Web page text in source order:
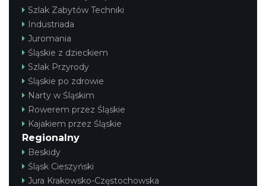
Szlak Zabytów Techniki
Industriada
Juromania
Śląskie z dzieckiem
Szlak Przyrody
Śląskie po zdrowie
Narty w Śląskim
Rowerem przez Śląskie
Kajakiem przez Śląskie
Regionalny
Beskidy
Śląsk Cieszyński
Jura Krakowsko-Częstochowska